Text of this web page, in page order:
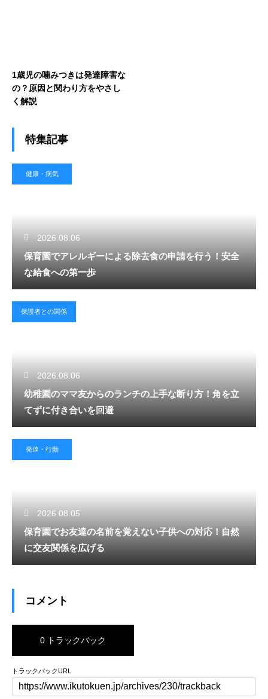
1歳児の噛みつきは発達障害な
の？原因と関わり方をやさし
く解説
特集記事
健康・病気
2026.08.06
保育園でアレルギーによる除去食の申請を行う！安全
な給食への第一歩
保護者との関係
2026.08.06
幼稚園のママ友からのランチの上手な断り方！角を立
てずに付き合いを回避
発達・行動
2026.08.05
保育園でお友達の名前を覚えない子供への対応！自然
に交友関係を広げる
コメント
0 トラックバック
トラックバックURL